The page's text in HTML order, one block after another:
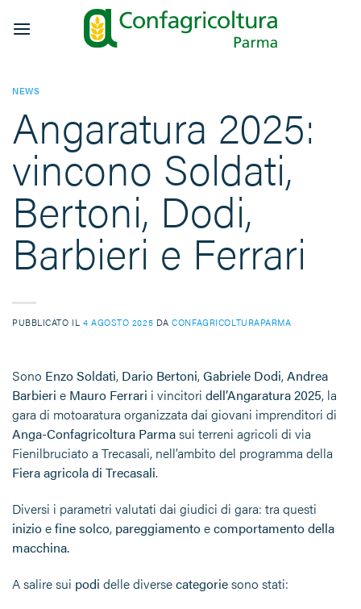
NEWS
Angaratura 2025:
vincono Soldati,
Bertoni, Dodi,
Barbieri e Ferrari
PUBBLICATO IL 4 AGOSTO 2025 DACONFAGRICOLTURAPARMA
Sono Enzo Soldati, Dario Bertoni,Gabriele Dodi,Andrea
Barbieri e Mauro Ferrari i vincitori dell’Angaratura 2025, la
gara di motoaratura organizzata dai giovani imprenditori di
Anga-Confagricoltura Parmasui terreni agricoli di via
Fienilbruciato a Trecasali, nell’ambito del programma della
Fiera agricola di Trecasali.
Diversi i parametri valutati dai giudici di gara: tra questi
inizioefine solco, pareggiamentoecomportamento della
macchina.
A salire sui podi delle diversecategoriesono stati: